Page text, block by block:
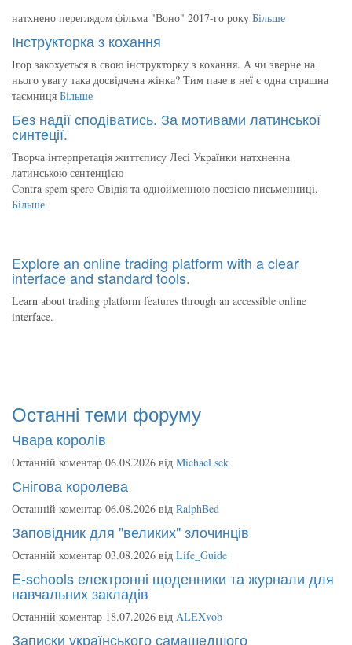
натхнено переглядом фільма "Воно" 2017-го року Більше
Інструкторка з кохання
Ігор закохується в свою інструкторку з кохання. А чи зверне на
нього увагу така досвідчена жінка? Тим паче в неї є одна страшна
таємниця Більше
Без надії сподіватись. За мотивами латинської
синтеції.
Творча інтерпретація життєпису Лесі Українки натхненна
латинською сентенцією
Contra spem spero Овідія та однойменною поезією письменниці.
Більше
Explore an online trading platform with a clear
interface and standard tools.
Learn about trading platform features through an accessible online
interface.
Останні теми форуму
Чвара королів
Останній коментар 06.08.2026 від Michael sek
Снігова королева
Останній коментар 06.08.2026 від RalphBed
Заповідник для "великих" злочинців
Останній коментар 03.08.2026 від Life_Guide
E-schools електронні щоденники та журнали для
навчальних закладів
Останній коментар 18.07.2026 від ALEXvob
Записки українського самашедшого